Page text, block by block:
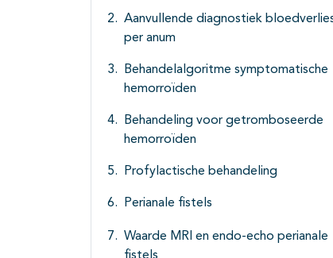
Aanvullende diagnostiek
per anum
Behandelalgoritme symptomatische
hemorroïden
Behandeling voor getromboseerde
hemorroïden
Profylactische behandeling
Perianale fistels
Waarde MRI en endo-echo perianale